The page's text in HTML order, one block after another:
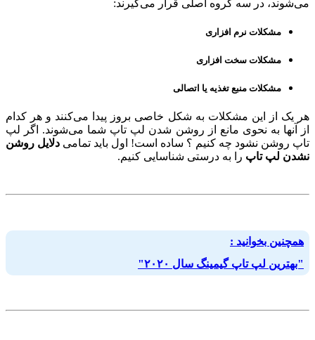
می‌شوند، در سه گروه اصلی قرار می‌گیرند:
مشکلات نرم افزاری
مشکلات سخت افزاری
مشکلات منبع تغذیه یا اتصالی
هر یک از این مشکلات به شکل خاصی بروز پیدا می‌کنند و هر کدام
از آنها به نحوی مانع از روشن شدن لپ تاپ شما می‌شوند. اگر لپ
تاپ روشن نشود چه کنیم ؟ ساده است! اول باید تمامی دلایل روشن
نشدن لپ تاپ را به درستی شناسایی کنیم.
همچنین بخوانید :
"بهترین لپ تاپ گیمینگ سال ۲۰۲۰"